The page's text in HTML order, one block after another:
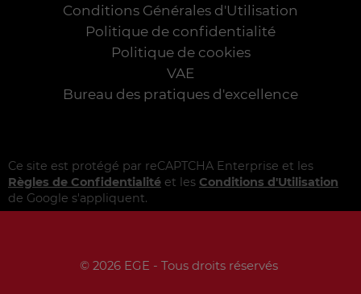
Conditions Générales d'Utilisation
Politique de confidentialité
Politique de cookies
VAE
Bureau des pratiques d'excellence
Ce site est protégé par reCAPTCHA Enterprise et les
Règles de Confidentialité et les Conditions d'Utilisation
de Google s'appliquent.
© 2026 EGE - Tous droits réservés